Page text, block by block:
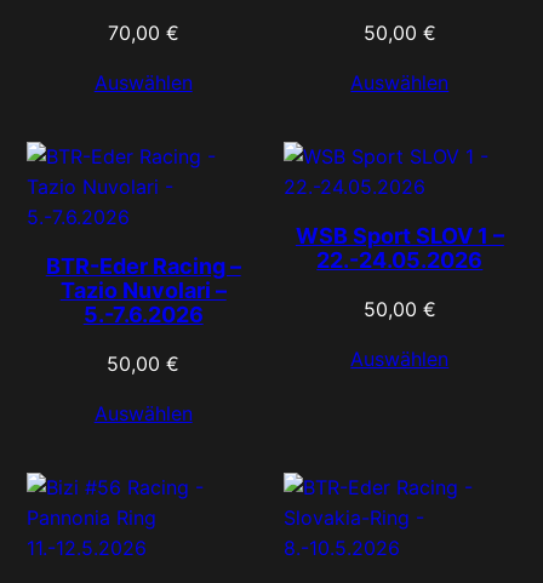
70,00 €
Auswählen
50,00 €
Auswählen
BTR-Eder Racing –
Tazio Nuvolari –
5.-7.6.2026
50,00€
Auswählen
WSB Sport SLOV 1 –
22.-24.05.2026
50,00 €
Auswählen